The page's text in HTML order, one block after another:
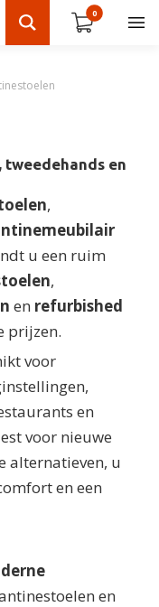
0
tweedehands en
,
u een ruim
,
en refurbished
prijzen.
voor
en
voor nieuwe
alternatieven, u
en een
en